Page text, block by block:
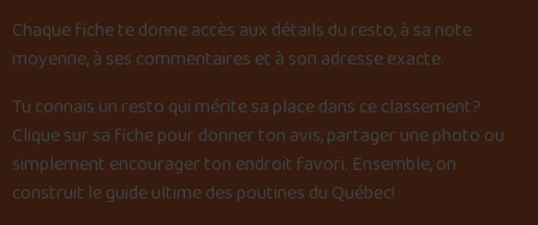
Chaque fiche te donne accès aux détails du resto, à sa note
moyenne, à ses commentaires et à son adresse exacte.
Tu connais un resto qui mérite sa place dans ce classement?
Clique sur sa fiche pour donner ton avis, partager une photo ou
simplement encourager ton endroit favori. Ensemble, on
construit le guide ultime des poutines du Québec!